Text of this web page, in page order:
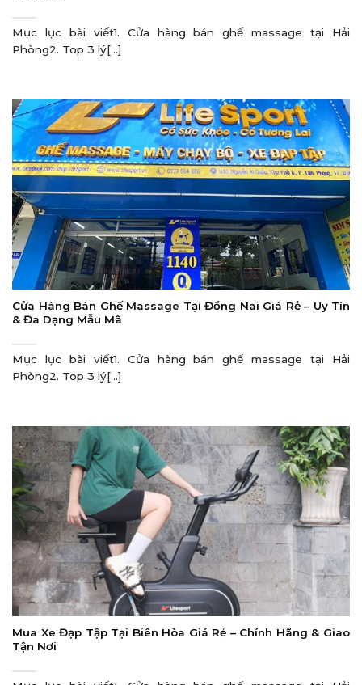
Mục lục bài viết1. Cửa hàng bán ghế massage tại Hải
Phòng2. Top 3 lý[...]
Cửa Hàng Bán Ghế Massage Tại Đồng Nai Giá Rẻ – Uy Tín
& Đa Dạng Mẫu Mã
Mục lục bài viết1. Cửa hàng bán ghế massage tại Hải
Phòng2. Top 3 lý[...]
Mua Xe Đạp Tập Tại Biên Hòa Giá Rẻ – Chính Hãng & Giao
Tận Nơi